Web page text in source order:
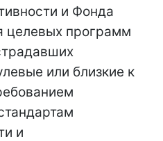
и Фонда
целевых программ
или близкие к
и